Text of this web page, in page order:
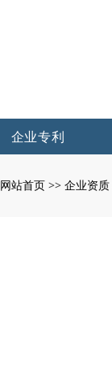
企业专利
网站首页 >> 企业资质